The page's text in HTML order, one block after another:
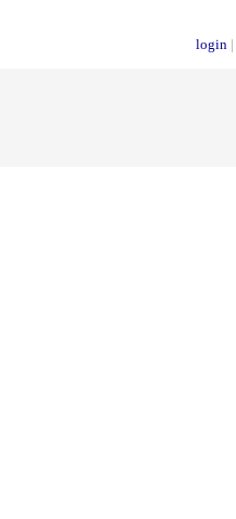
login |